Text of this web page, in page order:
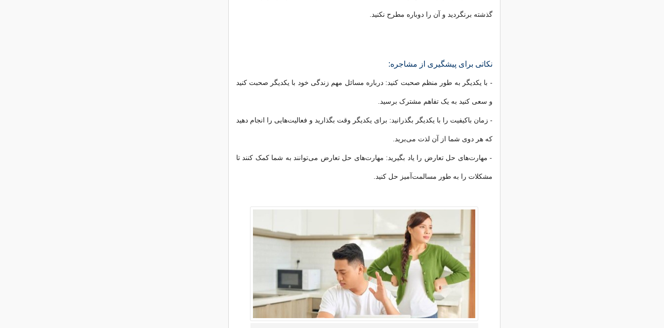
گذشته برنگردید و آن را دوباره مطرح نکنید.
نکاتی برای پیشگیری از مشاجره:
- با یکدیگر به طور منظم صحبت کنید: درباره مسائل مهم زندگی خود با یکدیگر صحبت کنید
و سعی کنید به یک تفاهم مشترک برسید.
- زمان باکیفیت را با یکدیگر بگذرانید: برای یکدیگر وقت بگذارید و فعالیت‌هایی را انجام دهید
که هر دوی شما از آن لذت می‌برید.
- مهارت‌های حل تعارض را یاد بگیرید: مهارت‌های حل تعارض می‌توانند به شما کمک کنند تا
مشکلات را به طور مسالمت‌آمیز حل کنید.